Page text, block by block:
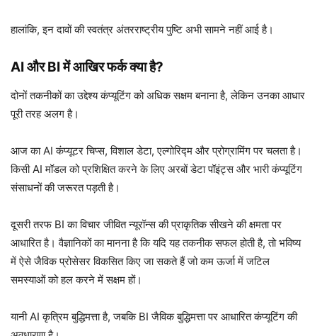
हालांकि, इन दावों की स्वतंत्र अंतरराष्ट्रीय पुष्टि अभी सामने नहीं आई है।
AI और BI में आखिर फर्क क्या है?
दोनों तकनीकों का उद्देश्य कंप्यूटिंग को अधिक सक्षम बनाना है, लेकिन उनका आधार
पूरी तरह अलग है।
आज का AI कंप्यूटर चिप्स, विशाल डेटा, एल्गोरिद्म और प्रोग्रामिंग पर चलता है।
किसी AI मॉडल को प्रशिक्षित करने के लिए अरबों डेटा पॉइंट्स और भारी कंप्यूटिंग
संसाधनों की जरूरत पड़ती है।
दूसरी तरफ BI का विचार जीवित न्यूरॉन्स की प्राकृतिक सीखने की क्षमता पर
आधारित है। वैज्ञानिकों का मानना है कि यदि यह तकनीक सफल होती है, तो भविष्य
में ऐसे जैविक प्रोसेसर विकसित किए जा सकते हैं जो कम ऊर्जा में जटिल
समस्याओं को हल करने में सक्षम हों।
यानी AI कृत्रिम बुद्धिमत्ता है, जबकि BI जैविक बुद्धिमत्ता पर आधारित कंप्यूटिंग की